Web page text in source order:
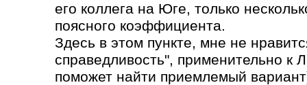
его коллега на Юге, только
поясного коэффициента.
Здесь в этом пункте, мне не
справедливость", применительно к
поможет найти приемлемый